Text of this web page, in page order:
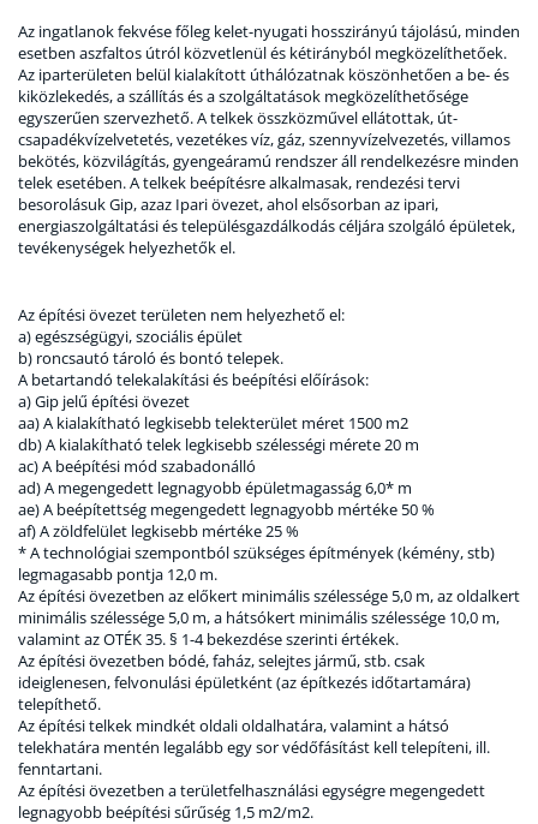
Az ingatlanok fekvése főleg kelet-nyugati hosszirányú tájolású, minden
esetben aszfaltos útról közvetlenül és kétirányból megközelíthetőek.
Az iparterületen belül kialakított úthálózatnak köszönhetően a be- és
kiközlekedés, a szállítás és a szolgáltatások megközelíthetősége
egyszerűen szervezhető. A telkek összközművel ellátottak, út-
csapadékvízelvetetés, vezetékes víz, gáz, szennyvízelvezetés, villamos
bekötés, közvilágítás, gyengeáramú rendszer áll rendelkezésre minden
telek esetében. A telkek beépítésre alkalmasak, rendezési tervi
besorolásuk Gip, azaz Ipari övezet, ahol elsősorban az ipari,
energiaszolgáltatási és településgazdálkodás céljára szolgáló épületek,
tevékenységek helyezhetők el.
Az építési övezet területen nem helyezhető el:
a) egészségügyi, szociális épület
b) roncsautó tároló és bontó telepek.
A betartandó telekalakítási és beépítési előírások:
a) Gip jelű építési övezet
aa) A kialakítható legkisebb telekterület méret 1500 m2
db) A kialakítható telek legkisebb szélességi mérete 20 m
ac) A beépítési mód szabadonálló
ad) A megengedett legnagyobb épületmagasság 6,0* m
ae) A beépítettség megengedett legnagyobb mértéke 50 %
af) A zöldfelület legkisebb mértéke 25 %
* A technológiai szempontból szükséges építmények (kémény, stb)
legmagasabb pontja 12,0 m.
Az építési övezetben az előkert minimális szélessége 5,0 m, az oldalkert
minimális szélessége 5,0 m, a hátsókert minimális szélessége 10,0 m,
valamint az OTÉK 35. § 1-4 bekezdése szerinti értékek.
Az építési övezetben bódé, faház, selejtes jármű, stb. csak
ideiglenesen, felvonulási épületként (az építkezés időtartamára)
telepíthető.
Az építési telkek mindkét oldali oldalhatára, valamint a hátsó
telekhatára mentén legalább egy sor védőfásítást kell telepíteni, ill.
fenntartani.
Az építési övezetben a területfelhasználási egységre megengedett
legnagyobb beépítési sűrűség 1,5 m2/m2.